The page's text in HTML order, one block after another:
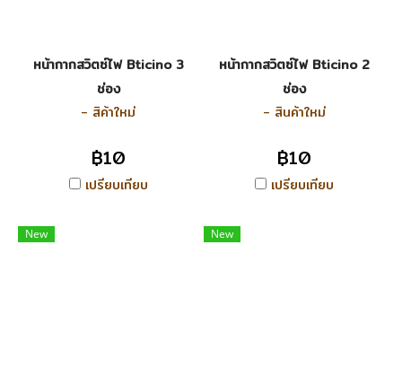
หน้ากากสวิตซ์ไฟ Bticino 3
ช่อง
- สิค้าใหม่
฿10
เปรียบเทียบ
หน้ากากสวิตซ์ไฟ Bticino 2
ช่อง
- สินค้าใหม่
฿10
เปรียบเทียบ
New New